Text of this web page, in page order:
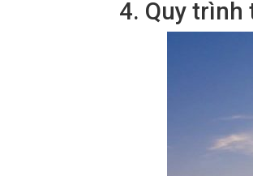
4. Quy trình